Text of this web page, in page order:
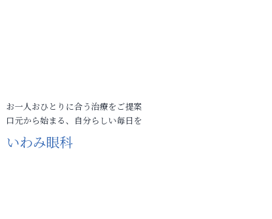
お一人おひとりに合う治療をご提案
口元から始まる、自分らしい毎日を
いわみ眼科